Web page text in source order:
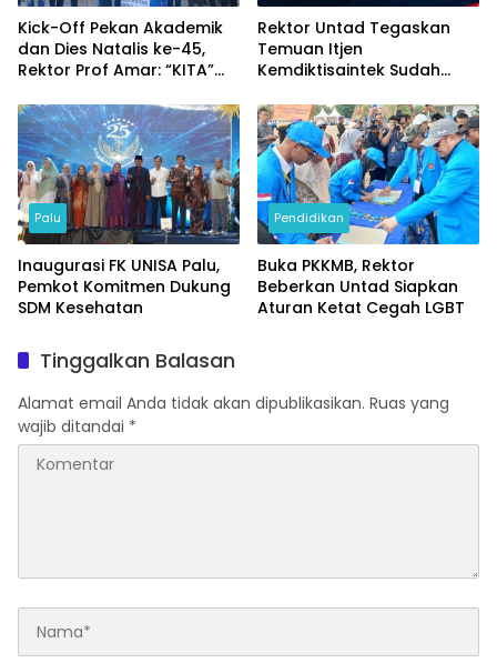
Kick-Off Pekan Akademik
dan Dies Natalis ke-45,
Rektor Prof Amar: “KITA”
Rektor Untad Tegaskan
Temuan Itjen
Kemdiktisaintek Sudah
Palu
Inaugurasi FK UNISA Palu,
Pemkot Komitmen Dukung
SDM Kesehatan
Pendidikan
Buka PKKMB, Rektor
Beberkan Untad Siapkan
Aturan Ketat Cegah LGBT
Tinggalkan Balasan
Alamat email Anda tidak akan dipublikasikan. Ruas yang
wajib ditandai *